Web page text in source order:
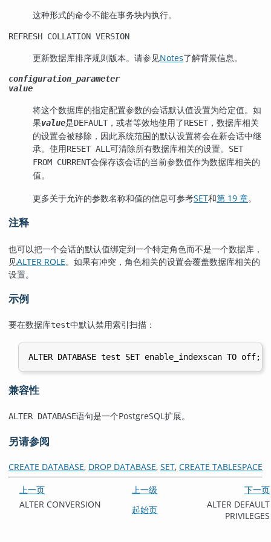
这种形式的命令不能在事务块内执行。
REFRESH COLLATION VERSION
更新数据库排序规则版本。请参见Notes了解背景信息。
configuration_parameter
value
将这个数据库的指定配置参数的会话默认值设置为给定值。如
果value是DEFAULT ，或者等效地使用了RESET ，数据库相关
的设置会被移除，因此系统范围的默认设置将会在新会话中继
承。使用RESET ALL可清除所有数据库相关的设置。
SET
FROM CURRENT会保存该会话的当前参数值作为数据库相关的
值。
更多关于允许的参数名称和值的信息可参考SET和第 19 章。
注释
也可以把一个会话的默认值绑定到一个特定角色而不是一个数据库，
见ALTER ROLE。如果有冲突，角色相关的设置会覆盖数据库相关的
设置。
示例
要在数据库test中默认禁用索引扫描：
兼容性
ALTER DATABASE语句是一个PostgreSQL扩展。
另请参阅
CREATE DATABASE, DROP DATABASE, SET, CREATE TABLESPACE
上一页
上一级
下一页
ALTER CONVERSION
起始页
ALTER DEFAULT
PRIVILEGES